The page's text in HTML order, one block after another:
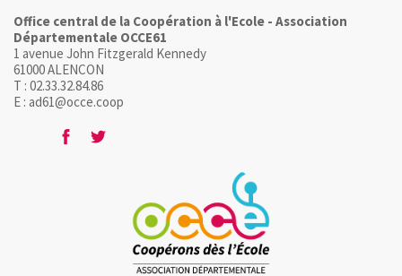
Office central de la Coopération à l'Ecole - Association
Départementale OCCE61
1 avenue John Fitzgerald Kennedy
61000 ALENCON
T : 02.33.32.84.86
E : ad61@occe.coop